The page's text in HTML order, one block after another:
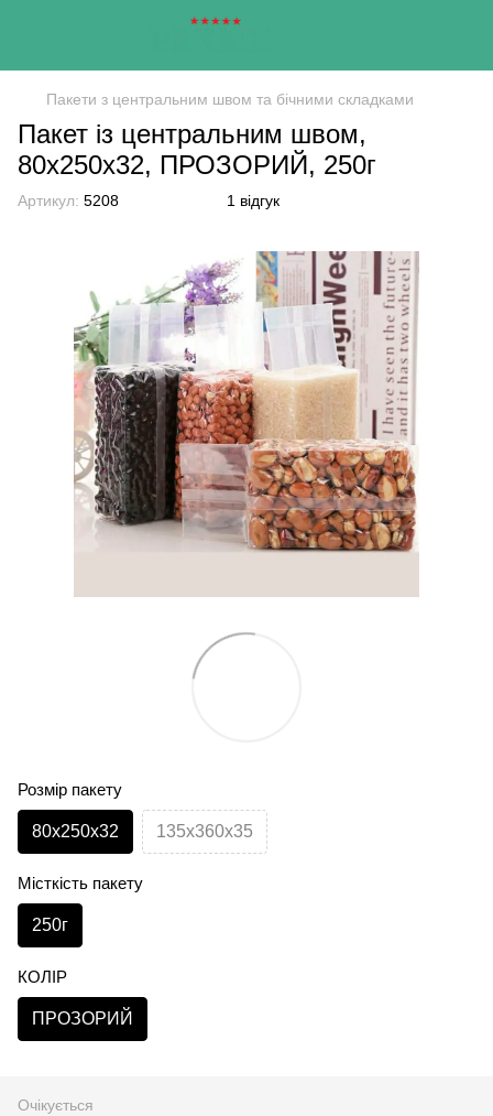
Пакети з центральним швом та бічними складками
Пакет із центральним швом,
80х250х32, ПРОЗОРИЙ, 250г
Артикул: 5208 1 відгук
Розмір пакету
80х250х32 135х360х35
Місткість пакету
250г
КОЛІР
ПРОЗОРИЙ
Очікується